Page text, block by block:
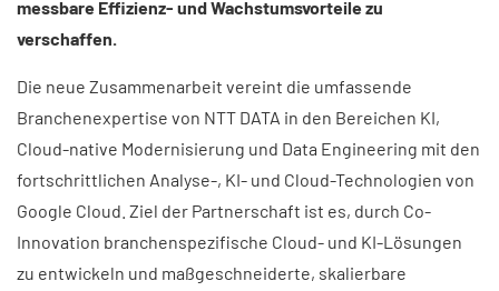
messbare Effizienz- und Wachstumsvorteile zu
verschaffen. ​
Die neue Zusammenarbeit vereint die umfassende
Branchenexpertise von NTT DATA in den Bereichen KI,
Cloud-native Modernisierung und Data Engineering mit den
fortschrittlichen Analyse-, KI- und Cloud-Technologien von
Google Cloud. Ziel der Partnerschaft ist es, durch Co-
Innovation branchenspezifische Cloud- und KI-Lösungen
zu entwickeln und maßgeschneiderte, skalierbare